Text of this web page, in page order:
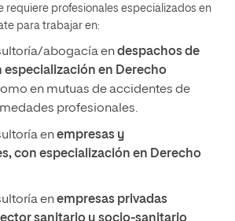
requiere profesionales especializados en
para trabajar en:
abogacía endespachos de
especialización en Derecho
en mutuas de accidentes de
profesionales.
enempresas y
con especialización en Derecho
enempresas privadas